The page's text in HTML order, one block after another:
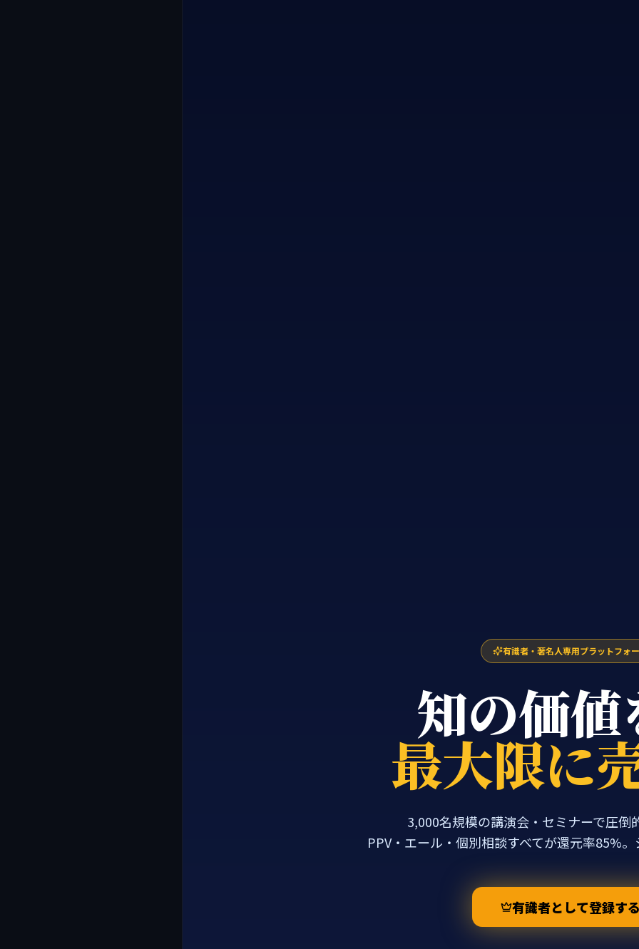
有識者・著名人専用プラットフォ
知の価
最大限に
3,000名規模の講演会・セミナーで圧倒
PPV・エール・個別相談すべてが還元率85%
有識者として登録す